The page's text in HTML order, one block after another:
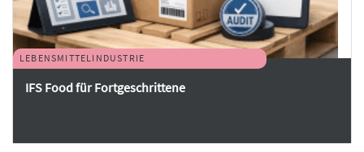
LEBENSMITTELINDUSTRIE
IFS Food für Fortgeschrittene